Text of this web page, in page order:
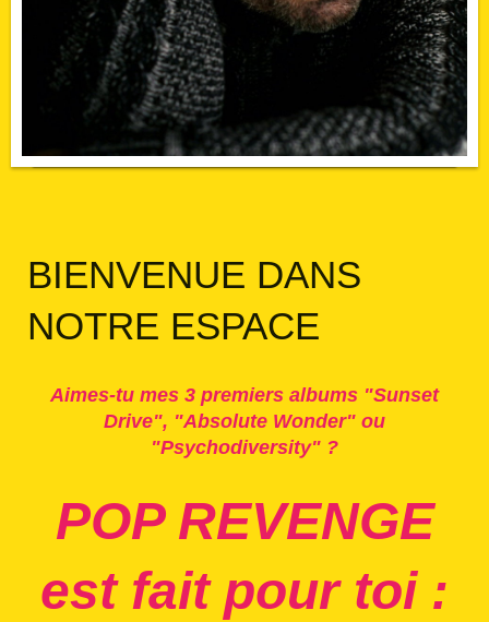
BIENVENUE DANS
NOTRE ESPACE
Aimes-tu mes 3 premiers albums "Sunset
Drive", "Absolute Wonder" ou
"Psychodiversity" ?
POP REVENGE
est fait pour toi :